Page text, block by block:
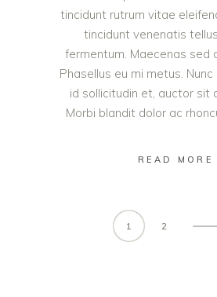
tincidunt rutrum vitae
tincidunt venenatis
fermentum. Maecenas sed
Phasellus eu mi metus. Nunc
id sollicitudin et, auctor sit
Morbi blandit dolor ac
READ MORE
1 2